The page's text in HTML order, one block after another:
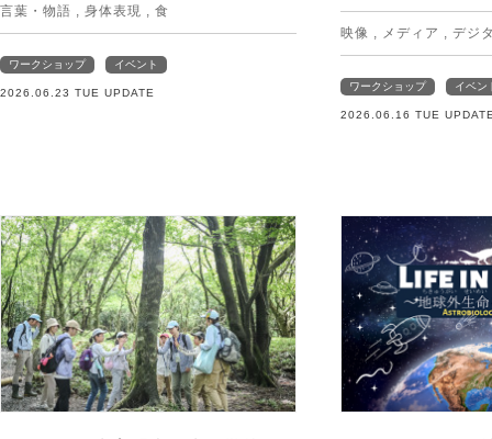
言葉・物語 , 身体表現 , 食
ワークショップ イベント
2026.06.23 TUE UPDATE
映像 , メディア , デジ
ワークショップ イベン
2026.06.16 TUE